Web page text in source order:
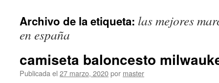
contenido
Archivo de la etiqueta: las mejores
en españa
camiseta baloncesto
Publicada el 27 marzo, 2020por master